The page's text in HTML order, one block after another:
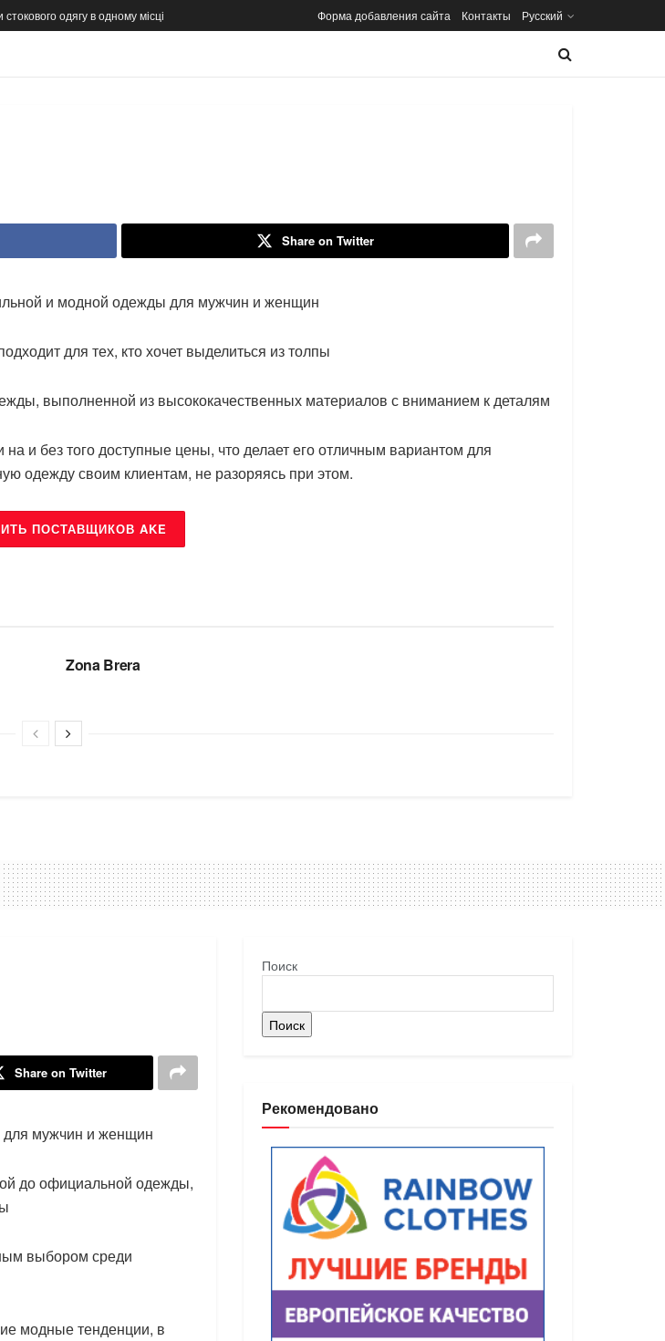
одягу в одному місці Форма добавления сайта Контакты Русский
Share on Twitter
и модной одежды для мужчин и женщин
для тех, кто хочет выделиться из толпы
выполненной из высококачественных материалов с вниманием к деталям
и без того доступные цены, что делает его отличным вариантом для
одежду своим клиентам, не разоряясь при этом.
ПОСТАВЩИКОВ AKE
Zona Brera
Share on Twitter
мужчин и женщин
до официальной одежды,
выбором среди
модные тенденции, в
Поиск
Поиск
Рекомендовано